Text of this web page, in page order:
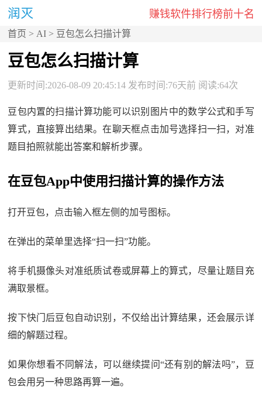
赚钱软件排行榜前十名
首页 > AI > 豆包怎么扫描计算
豆包怎么扫描计算
更新时间:2026-08-09 20:45:14 发布时间:76天前 阅读:64次
豆包内置的扫描计算功能可以识别图片中的数学公式和手写
算式，直接算出结果。在聊天框点击加号选择扫一扫，对准
题目拍照就能出答案和解析步骤。
在豆包App中使用扫描计算的操作方法
打开豆包，点击输入框左侧的加号图标。
在弹出的菜单里选择“扫一扫”功能。
将手机摄像头对准纸质试卷或屏幕上的算式，尽量让题目充
满取景框。
按下快门后豆包自动识别，不仅给出计算结果，还会展示详
细的解题过程。
如果你想看不同解法，可以继续提问“还有别的解法吗”，豆
包会用另一种思路再算一遍。